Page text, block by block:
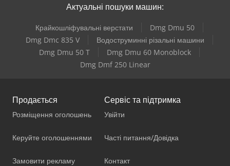
Актуальні пошуки машин:
Крайкошліфувальні верстати
Dmg Dmu 50
Dmg Dmc 835 V
Водоструминні різальні машини
Dmg Dmu 50 T
Dmg Dmu 60 Monoblock
Dmg Dmf 250 Linear
Продається
Розміщення оголошень
Керуйте оголошеннями
Замовити рекламу
Сервіс та підтримка
Увійти
Часті питання/Довідка
Контакт